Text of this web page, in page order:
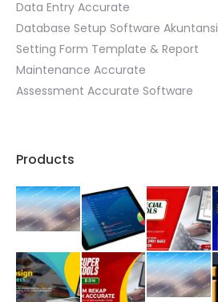
Data Entry Accurate
Database Setup Software Akuntansi
Setting Form Template & Report
Maintenance Accurate
Assessment Accurate Software
Products